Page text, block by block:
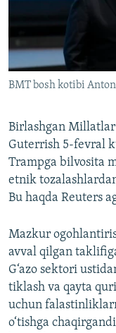
BMT bosh kotibi
Birlashgan
Guterrish 5-fevral
Trampga bilvosita
etnik
Bu haqda Reuters
Mazkur
avval qilgan
G‘azo sektori
tiklash va qayta
uchun
o‘tishga